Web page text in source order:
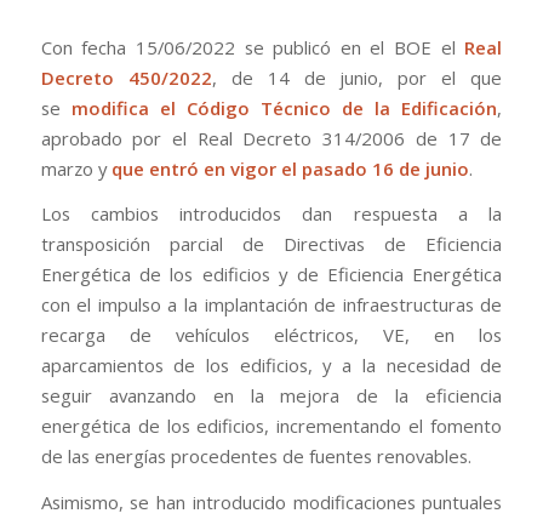
Con fecha 15/06/2022 se publicó en el BOE el Real
Decreto 450/2022, de 14 de junio, por el que
se modifica el Código Técnico de la Edificación,
aprobado por el Real Decreto 314/2006 de 17 de
marzo y que entró en vigor el pasado 16 de junio.
Los cambios introducidos dan respuesta a la
transposición parcial de Directivas de Eficiencia
Energética de los edificios y de Eficiencia Energética
con el impulso a la implantación de infraestructuras de
recarga de vehículos eléctricos, VE, en los
aparcamientos de los edificios, y a la necesidad de
seguir avanzando en la mejora de la eficiencia
energética de los edificios, incrementando el fomento
de las energías procedentes de fuentes renovables.
Asimismo, se han introducido modificaciones puntuales